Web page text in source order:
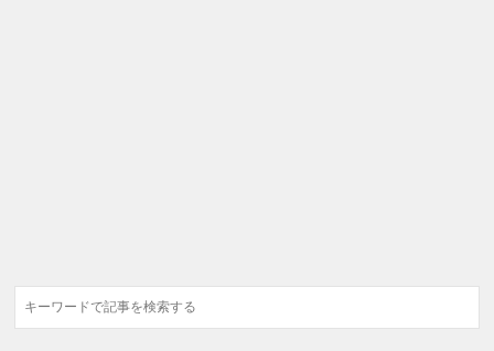
検
索